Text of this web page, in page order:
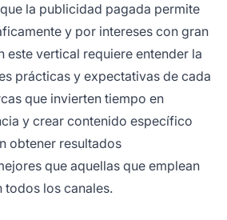
la publicidad pagada permite
y por intereses con gran
este vertical requiere entender la
prácticas y expectativas de cada
que invierten tiempo en
y crear contenido específico
obtener resultados
que aquellas que emplean
todos los canales.